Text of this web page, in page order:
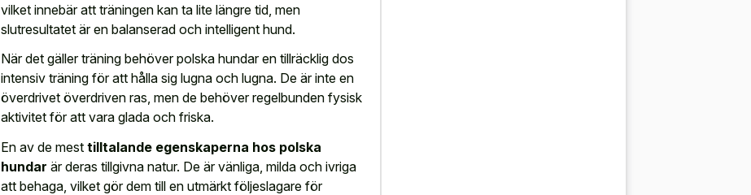
vilket innebär att träningen kan ta lite längre tid, men
slutresultatet är en balanserad och intelligent hund.
När det gäller träning behöver polska hundar en tillräcklig dos
intensiv träning för att hålla sig lugna och lugna. De är inte en
överdrivet överdriven ras, men de behöver regelbunden fysisk
aktivitet för att vara glada och friska.
En av de mest tilltalande egenskaperna hos polska
hundar är deras tillgivna natur. De är vänliga, milda och ivriga
att behaga, vilket gör dem till en utmärkt följeslagare för